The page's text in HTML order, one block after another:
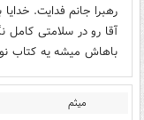
رهبرا جانم فدایت.
آقا رو در سلامتی
باهاش میشه یه کتاب
میثم